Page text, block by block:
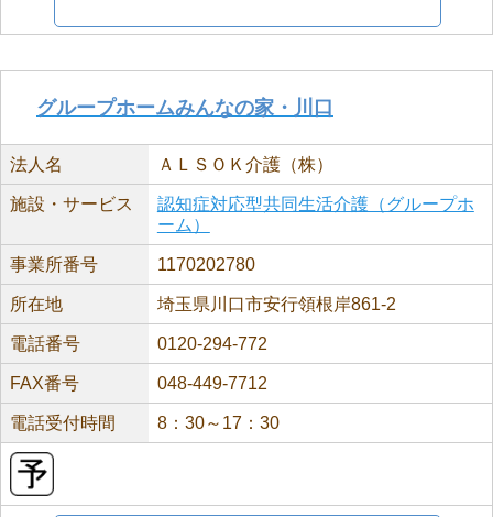
グループホームみんなの家・川口
法人名 ＡＬＳＯＫ介護（株）
施設・サービス
認知症対応型共同生活介護（グループホ
ーム）
事業所番号 1170202780
所在地 埼玉県川口市安行領根岸861-2
電話番号 0120-294-772
FAX番号 048-449-7712
電話受付時間 8：30～17：30